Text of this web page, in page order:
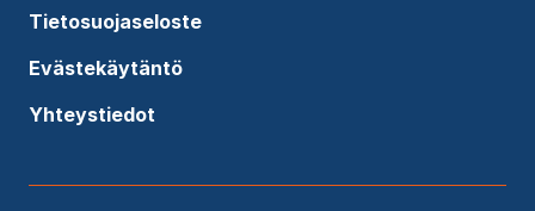
Tietosuojaseloste
Evästekäytäntö
Yhteystiedot